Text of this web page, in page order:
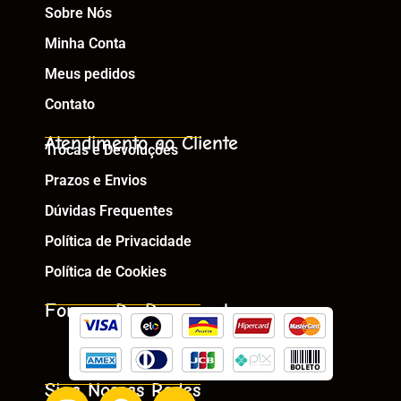
Sobre Nós
Minha Conta
Meus pedidos
Contato
Atendimento ao Cliente
Trocas e Devoluções
Prazos e Envios
Dúvidas Frequentes
Política de Privacidade
Política de Cookies
Formas De Pagamento
Siga Nossas Redes